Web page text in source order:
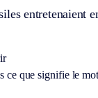
entretenaient
ce que signifie le mot